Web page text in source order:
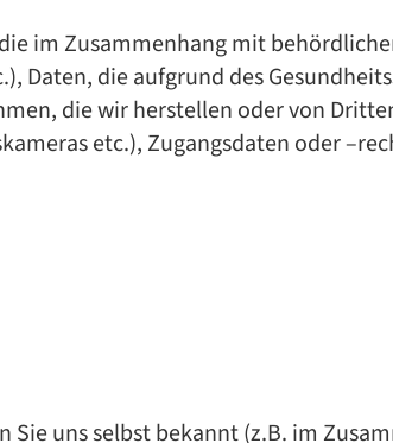
im Zu­sam­men­hang mit
Da­ten, die auf­grund des
die wir her­stel­len oder von
etc.), Zu­gangs­da­ten oder
Sie uns selbst bekannt (z.B. im